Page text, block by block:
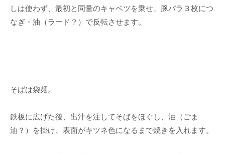
しは使わず、最初と同量のキャベツを乗せ、豚バラ３枚につ
なぎ・油（ラード？）で反転させます。
そばは袋麺。
鉄板に広げた後、出汁を注してそばをほぐし、油（ごま
油？）を掛け、表面がキツネ色になるまで焼きを入れます。